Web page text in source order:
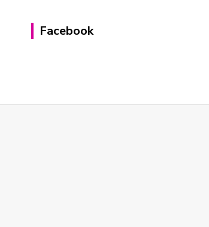
Facebook